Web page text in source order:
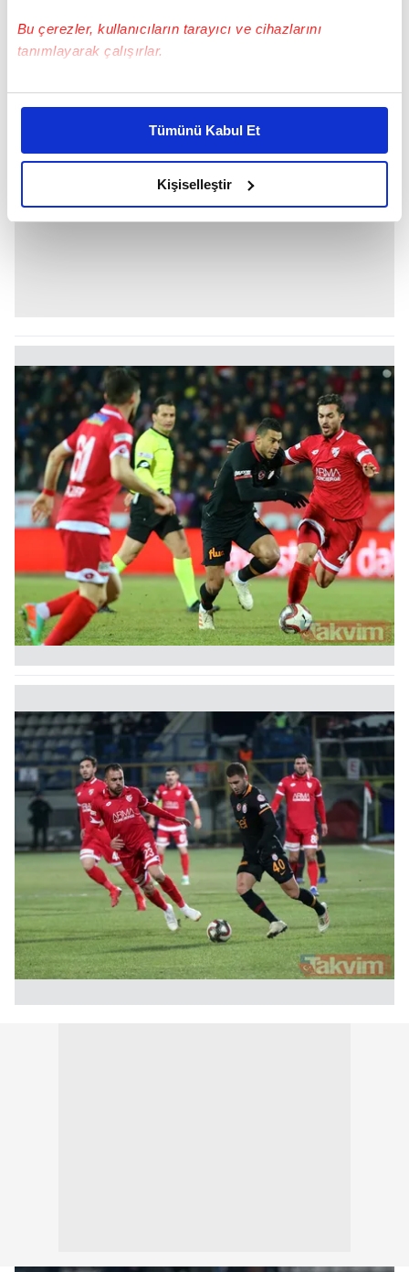
Bu çerezler, kullanıcıların tarayıcı ve cihazlarını
tanımlayarak çalışırlar.
Bu çerezlere izin vermeniz halinde sizlere özel
daha iyi reklam deneyimi yaşatabiliriz. Bunu yaparken
amacımızın size daha iyi bir reklam deneyimi sunmak
olduğunu ve sizlere en iyi içerikleri sunabilmek adına
elimizden gelen çabayı gösterdiğimizi ve bu noktada,
reklamların maliyetlerimizi karşılamak noktasında tek gelir
gösterilmeyecektir."
Sizlere daha iyi bir hizmet sunabilmek için İnternet
Sitemizde kendimize ve üçüncü kişilere ait çerezler
kullanılmaktadır. Bu çerezler vasıtasıyla çeşitli kişisel
verileriniz işlenmekte olup gerekli olan çerezler bilgi
toplumu hizmetlerinin sunulması amacıyla
kullanılmaktadır. Diğer çerezler, sitemizin daha işlevsel
kılınması ve kişiselleştirilmesi ve sizlere yönelik
reklam/pazarlama faaliyetlerinin yapılması, amaçlarıyla
sınırlı olarak açık rızanız dahilinde kullanılacaktır.
Çerezlere ilişkin tercihlerinizi aşağıda yer alan panel
vasıtasıyla belirleyebilirsiniz. Çerezlere ilişkin detaylı bilgi
için Ayarlar butonuna tıklayabilir,Çerez Bilgilendirme
Metnimiziziyaret edebilirsiniz.
6698 sayılı Kişisel Verilerin Korunması Kanunu uyarınca
hazırlanmış Aydınlatma Metnimizi okumak ve sitemizde
ilgili mevzuata uygun olarak kullanılan çerezlerle ilgili bilgi
almak için lütfen tıklayınız.
Tümünü Kabul Et
Kişiselleştir